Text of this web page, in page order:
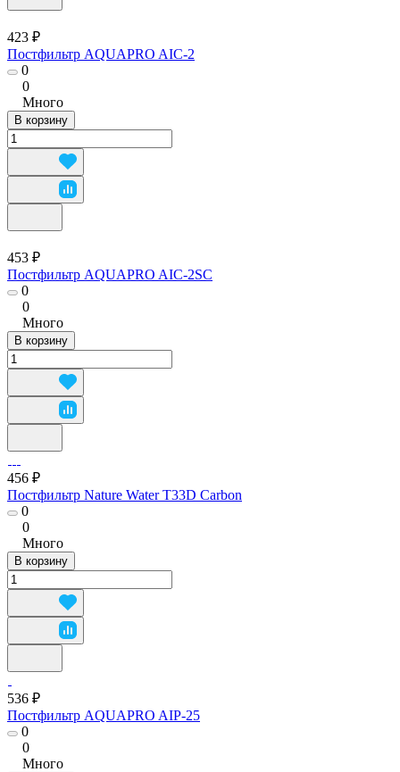
423 ₽
Постфильтр AQUAPRO AIC-2
0
0
Много
В корзину
453 ₽
Постфильтр AQUAPRO AIC-2SC
0
0
Много
В корзину
456 ₽
Постфильтр Nature Water T33D Carbon
0
0
Много
В корзину
536 ₽
Постфильтр AQUAPRO AIP-25
0
0
Много